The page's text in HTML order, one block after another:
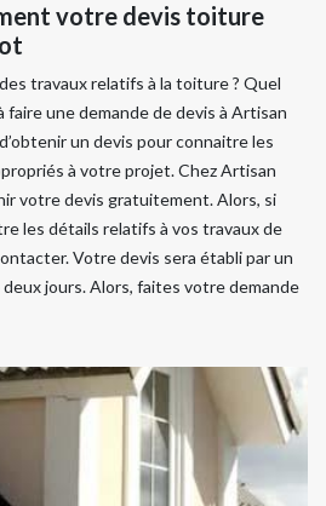
votre devis toiture
travaux relatifs à la toiture ? Quel
faire une demande de devis à Artisan
un devis pour connaitre les
à votre projet. Chez Artisan
votre devis gratuitement. Alors, si
les détails relatifs à vos travaux de
Votre devis sera établi par un
jours. Alors, faites votre demande